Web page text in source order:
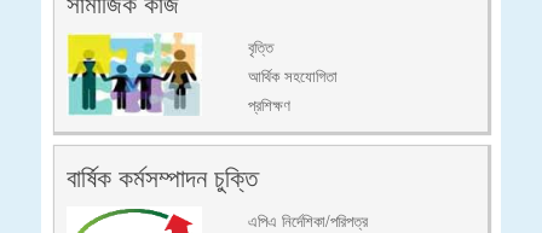
বৃত্তি
আর্থিক সহযোগিতা
প্রশিক্ষণ
বার্ষিক কর্মসম্পাদন চুক্তি
এপিএ নির্দেশিকা/পরিপত্র